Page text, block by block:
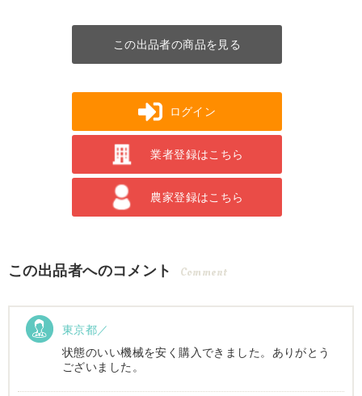
この出品者の商品を見る
ログイン
業者登録はこちら
農家登録はこちら
この出品者へのコメント Comment
東京都／
状態のいい機械を安く購入できました。ありがとう
ございました。